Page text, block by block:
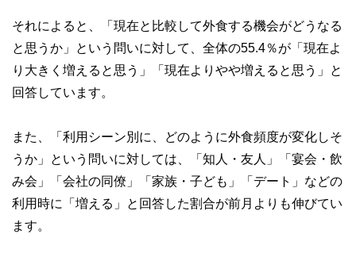
な情報発信を実現しています。
私たちは、快適でより良い生活のアイデアを提供するお金の
コンシェルジュを目指します。
それによると、「現在と比較して外食する機会がどうなる
と思うか」という問いに対して、全体の55.4％が「現在よ
り大きく増えると思う」「現在よりやや増えると思う」と
回答しています。
また、「利用シーン別に、どのように外食頻度が変化しそ
うか」という問いに対しては、「知人・友人」「宴会・飲
み会」「会社の同僚」「家族・子ども」「デート」などの
利用時に「増える」と回答した割合が前月よりも伸びてい
ます。